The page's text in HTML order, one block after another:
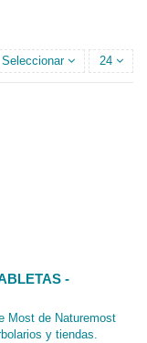
Seleccionar 24
-
Most de Naturemost
y tiendas.